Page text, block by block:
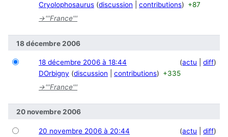
Cryolophosaurus discussion contributions
+87
→'''France'''
18 décembre 2006
actu diff
18 décembre 2006 à 18:44
DOrbigny
discussion contributions
+335
→'''France'''
20 novembre 2006
actu diff
20 novembre 2006 à 20:44